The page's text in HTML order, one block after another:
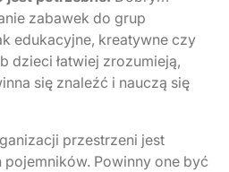
zabawek do grup
edukacyjne, kreatywne czy
dzieci łatwiej zrozumieją,
się znaleźć i nauczą się
przestrzeni jest
Powinny one być